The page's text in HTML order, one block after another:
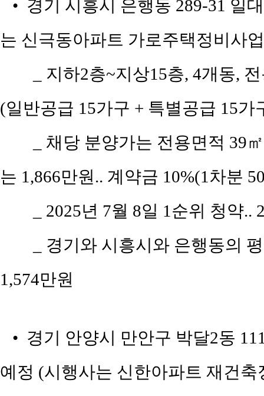
• 경기 시흥시 은행동 289-31 일
는 신극동아파트 가로주택정비사
_ 지하2층~지상15층, 4개동,
(일반공급 15가구 + 특별공급 15가
_ 채당 분양가는 전용면적 39
는 1,866만원.. 계약금 10%(1차분
_ 2025년 7월 8일 1순위 청약
_ 경기와 시흥시와 은행동의
1,574만원
• 경기 안양시 만안구 박달2동
예정 (시행사는 신한아파트 재건